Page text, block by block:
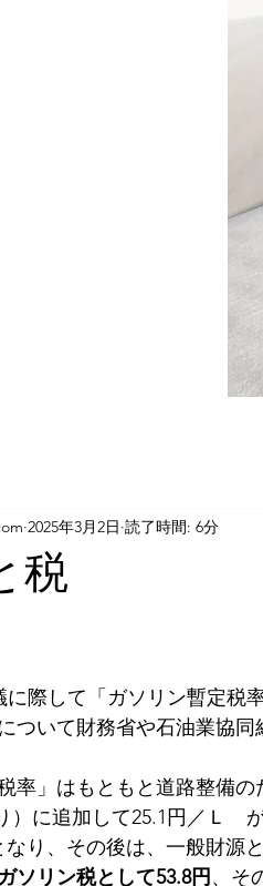
税
2025年3月2日 読了時間: 6分
ついて財務省や石油業協同
率」はもともと道路整備
）に追加して25.1円／Ｌ　
り、その後は、一般財源
ガソリン税として53.8円 、そ